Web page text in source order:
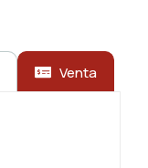
Venta